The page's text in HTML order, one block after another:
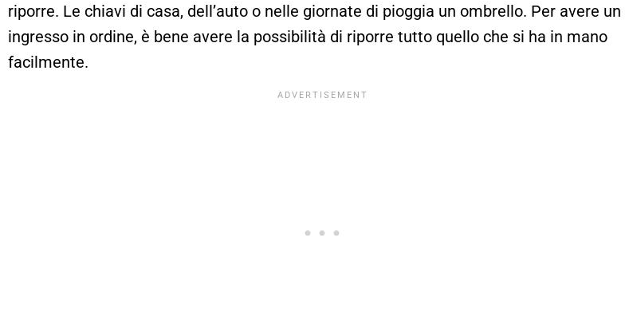
riporre. Le chiavi di casa, dell’auto o nelle giornate di pioggia un ombrello. Per avere un
ingresso in ordine, è bene avere la possibilità di riporre tutto quello che si ha in mano
facilmente.